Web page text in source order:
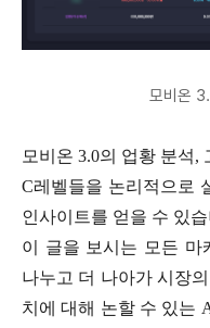
모비온
모비온 3.0의 업황 분석,
C레벨들을 논리적으로
인사이트를 얻을 수 있
이 글을 보시는 모든 마
나누고 더 나아가 시장
치에 대해 논할 수 있는